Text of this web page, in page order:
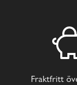
Fraktfritt